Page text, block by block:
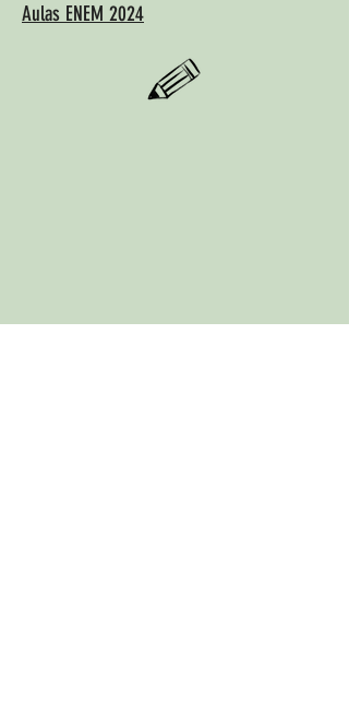
Aulas ENEM 2024